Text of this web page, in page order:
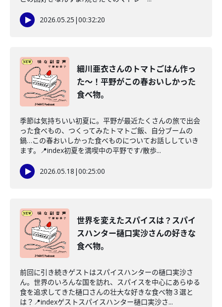
2026.05.25 |00:32:20
細川亜衣さんのトマトごはん作っ
た〜！平野がこの春おいしかった
食べ物。
季節は気持ちいい初夏に。平野が最近たくさんの旅で出会
った食べもの、つくってみたトマトご飯、自分ブームの
鍋…この春おいしかった食べものについてお話ししていき
ます。📍index初夏を満喫中の平野です/散歩...
2026.05.18 |00:25:00
世界を変えたスパイスは？スパイ
スハンター樋口実沙さんの好きな
食べ物。
前回に引き続きゲストはスパイスハンターの樋口実沙さ
ん。世界のいろんな国を訪れ、スパイスを中心にあらゆる
食を追求してきた樋口さんの壮大な好きな食べ物３選と
は？📍indexゲストスパイスハンター樋口実沙さ...